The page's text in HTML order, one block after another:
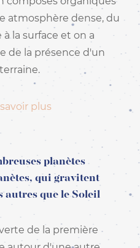
atmosphère dense, du
la surface et on a
de la présence d'un
plus
planètes
qui gravitent
autres que le Soleil
de la première